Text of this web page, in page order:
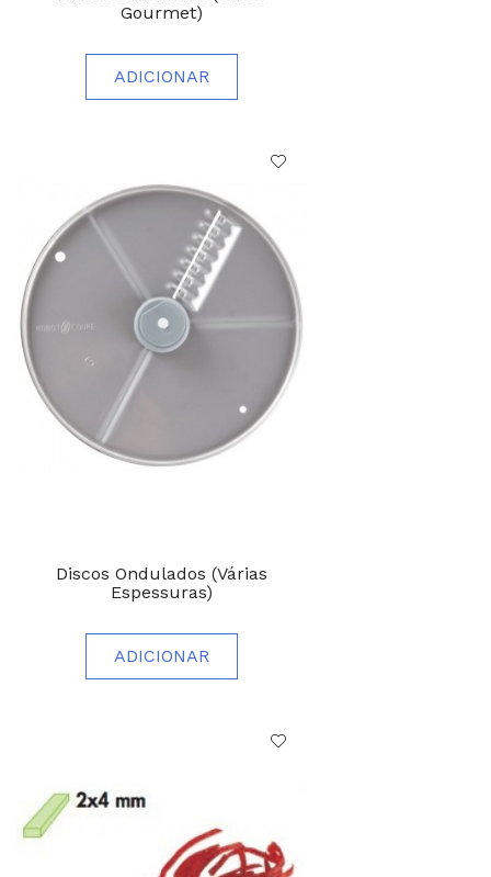
Gourmet)
ADICIONAR
Discos Ondulados (Várias
Espessuras)
ADICIONAR